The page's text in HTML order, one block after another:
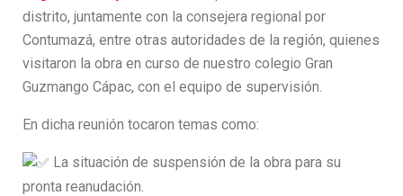
distrito, juntamente con la consejera regional por
Contumazá, entre otras autoridades de la región, quienes
visitaron la obra en curso de nuestro colegio Gran
Guzmango Cápac, con el equipo de supervisión.
En dicha reunión tocaron temas como:
La situación de suspensión de la obra para su
pronta reanudación.